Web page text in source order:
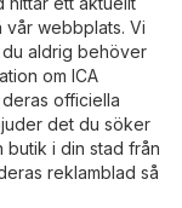
vår webbplats. Vi
du aldrig behöver
om ICA
officiella
det du söker
butik i din stad från
reklamblad så